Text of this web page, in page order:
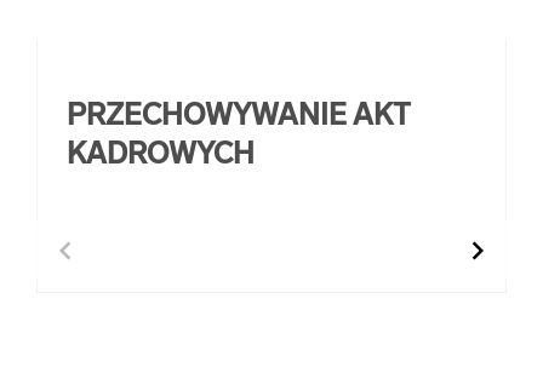
chevron_left chevron_right
PRZECHOWYWANIE AKT
KADROWYCH